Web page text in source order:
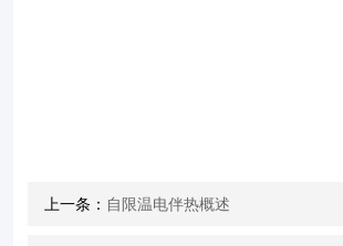
上一条： 自限温电伴热概述